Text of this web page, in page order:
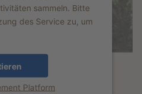
sammeln. Bitte
des Service zu, um
Platform